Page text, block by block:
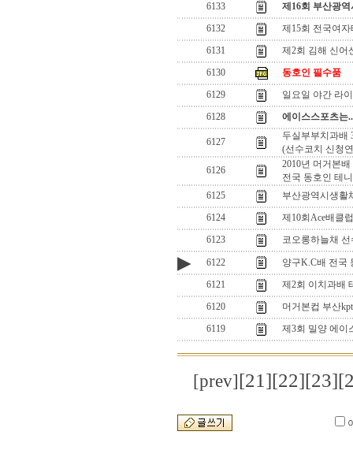
6133
제16회 부산광
6132
제15회 전국여
6131
제2회 김해 신어
6130
동호인 필수품
6129
일요일 야간 라
6128
에이스스포츠는
6127
두실부부치과배
(선수코치 신청
6126
2010년 머거본
전국 동호인 테
6125
부산광역시생활
6124
제10회Ace배클
6123
코오롱하늘채
▶ 6122
양구K.C배 전국
6121
제2회 이치과배
6120
머거본컵 부산
6119
제3회 밀양 에이
[prev][21][22][23]